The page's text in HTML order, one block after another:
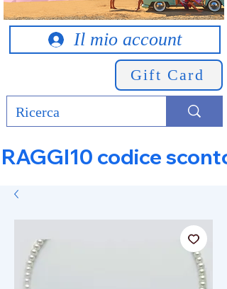
Il mio account
Gift Card
RAGGI10 codice